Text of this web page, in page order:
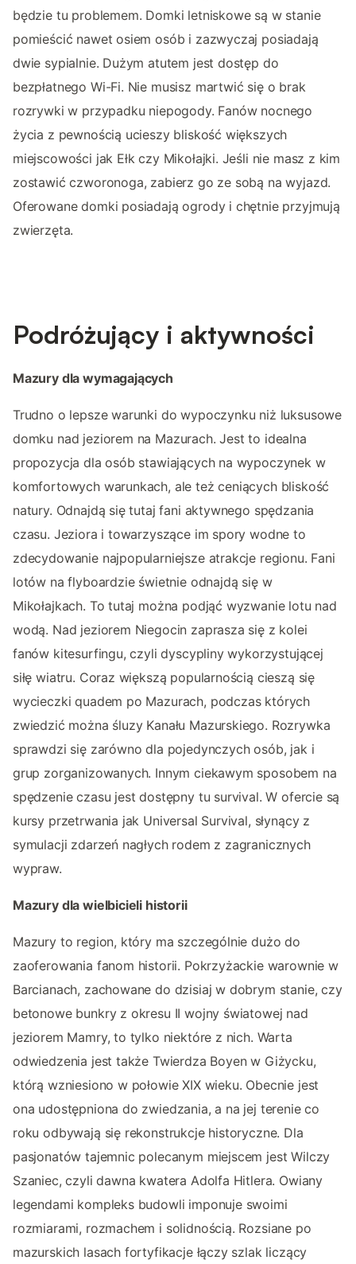
będzie tu problemem. Domki letniskowe są w stanie
pomieścić nawet osiem osób i zazwyczaj posiadają
dwie sypialnie. Dużym atutem jest dostęp do
bezpłatnego Wi-Fi. Nie musisz martwić się o brak
rozrywki w przypadku niepogody. Fanów nocnego
życia z pewnością ucieszy bliskość większych
miejscowości jak Ełk czy Mikołajki. Jeśli nie masz z kim
zostawić czworonoga, zabierz go ze sobą na wyjazd.
Oferowane domki posiadają ogrody i chętnie przyjmują
zwierzęta.
Podróżujący i aktywności
Mazury dla wymagających
Trudno o lepsze warunki do wypoczynku niż luksusowe
domku nad jeziorem na Mazurach. Jest to idealna
propozycja dla osób stawiających na wypoczynek w
komfortowych warunkach, ale też ceniących bliskość
natury. Odnajdą się tutaj fani aktywnego spędzania
czasu. Jeziora i towarzyszące im spory wodne to
zdecydowanie najpopularniejsze atrakcje regionu. Fani
lotów na flyboardzie świetnie odnajdą się w
Mikołajkach. To tutaj można podjąć wyzwanie lotu nad
wodą. Nad jeziorem Niegocin zaprasza się z kolei
fanów kitesurfingu, czyli dyscypliny wykorzystującej
siłę wiatru. Coraz większą popularnością cieszą się
wycieczki quadem po Mazurach, podczas których
zwiedzić można śluzy Kanału Mazurskiego. Rozrywka
sprawdzi się zarówno dla pojedynczych osób, jak i
grup zorganizowanych. Innym ciekawym sposobem na
spędzenie czasu jest dostępny tu survival. W ofercie są
kursy przetrwania jak Universal Survival, słynący z
symulacji zdarzeń nagłych rodem z zagranicznych
wypraw.
Mazury dla wielbicieli historii
Mazury to region, który ma szczególnie dużo do
zaoferowania fanom historii. Pokrzyżackie warownie w
Barcianach, zachowane do dzisiaj w dobrym stanie, czy
betonowe bunkry z okresu II wojny światowej nad
jeziorem Mamry, to tylko niektóre z nich. Warta
odwiedzenia jest także Twierdza Boyen w Giżycku,
którą wzniesiono w połowie XIX wieku. Obecnie jest
ona udostępniona do zwiedzania, a na jej terenie co
roku odbywają się rekonstrukcje historyczne. Dla
pasjonatów tajemnic polecanym miejscem jest Wilczy
Szaniec, czyli dawna kwatera Adolfa Hitlera. Owiany
legendami kompleks budowli imponuje swoimi
rozmiarami, rozmachem i solidnością. Rozsiane po
mazurskich lasach fortyfikacje łączy szlak liczący